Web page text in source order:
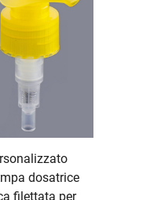
dosatrice
filettata per